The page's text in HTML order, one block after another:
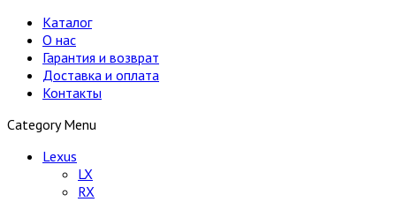
Каталог
О нас
Гарантия и возврат
Доставка и оплата
Контакты
Category Menu
Lexus
LX
RX